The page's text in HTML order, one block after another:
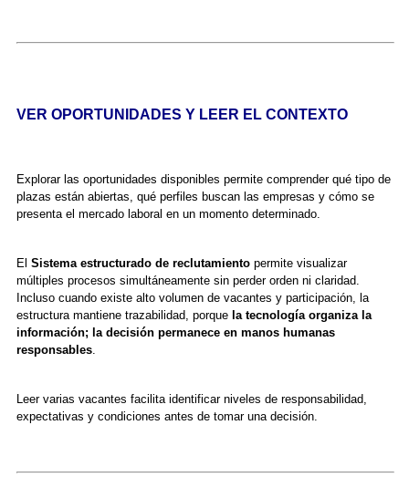
VER OPORTUNIDADES Y LEER EL CONTEXTO
Explorar las oportunidades disponibles permite comprender qué tipo de
plazas están abiertas, qué perfiles buscan las empresas y cómo se
presenta el mercado laboral en un momento determinado.
El Sistema estructurado de reclutamientopermite visualizar
múltiples procesos simultáneamente sin perder orden ni claridad.
Incluso cuando existe alto volumen de vacantes y participación, la
estructura mantiene trazabilidad, porque la tecnología organiza la
información; la decisión permanece en manos humanas
responsables.
Leer varias vacantes facilita identificar niveles de responsabilidad,
expectativas y condiciones antes de tomar una decisión.